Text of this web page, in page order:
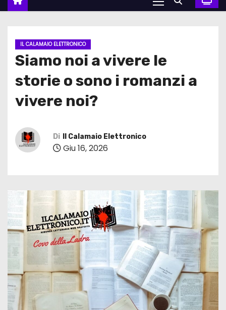
IL CALAMAIO ELETTRONICO
Siamo noi a vivere le
storie o sono i romanzi a
vivere noi?
Di Il Calamaio Elettronico
Giu 16, 2026